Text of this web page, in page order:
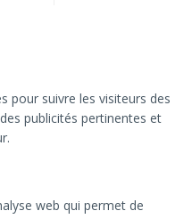
pour suivre les visiteurs des
publicités pertinentes et
web qui permet de